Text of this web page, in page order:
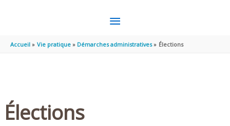
MENU
PRINCIPAL
Accueil Vie pratique Démarches administratives Élections
Élections